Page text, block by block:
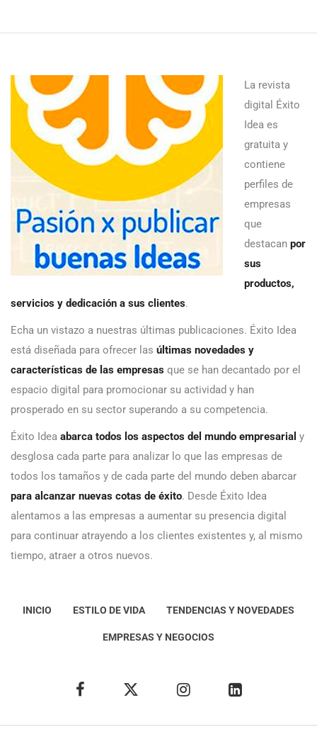
La revista
digital Éxito
Idea es
gratuita y
contiene
perfiles de
empresas
que
destacan por
sus
productos,
servicios y dedicación a sus clientes.
Echa un vistazo a nuestras últimas publicaciones. Éxito Idea
está diseñada para ofrecer las últimas novedades y
características de las empresas que se han decantado por el
espacio digital para promocionar su actividad y han
prosperado en su sector superando a su competencia.
Éxito Idea abarca todos los aspectos del mundo empresarial y
desglosa cada parte para analizar lo que las empresas de
todos los tamaños y de cada parte del mundo deben abarcar
para alcanzar nuevas cotas de éxito. Desde Éxito Idea
alentamos a las empresas a aumentar su presencia digital
para continuar atrayendo a los clientes existentes y, al mismo
tiempo, atraer a otros nuevos.
INICIO ESTILO DE VIDA TENDENCIAS Y NOVEDADES
EMPRESAS Y NEGOCIOS